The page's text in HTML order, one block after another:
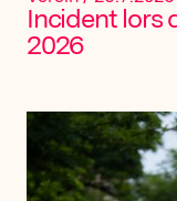
Incident lors
2026